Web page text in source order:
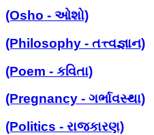
(Osho - ઓશો)
(Philosophy - તત્ત્વજ્ઞાન)
(Poem - કવિતા)
(Pregnancy - ગર્ભાવસ્થા)
(Politics - રાજકારણ)